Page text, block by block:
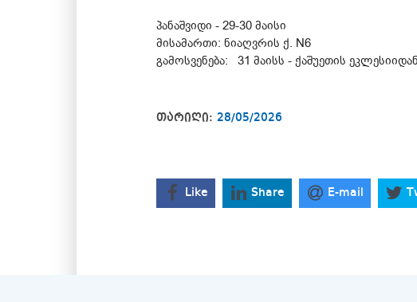
პანაშვიდი - 29-30 მაისი
მისამართი: ნიაღვრის ქ. N6
გამოსვენება: 31 მაისს - ქაშუეთის
თარიღი: 28/05/2026
Like Share E-mail